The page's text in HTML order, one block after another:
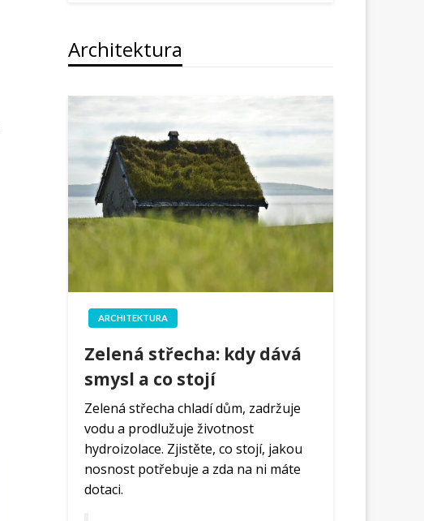
Architektura
ARCHITEKTURA
Zelená střecha: kdy dává
smysl a co stojí
Zelená střecha chladí dům, zadržuje
vodu a prodlužuje životnost
hydroizolace. Zjistěte, co stojí, jakou
nosnost potřebuje a zda na ni máte
dotaci.